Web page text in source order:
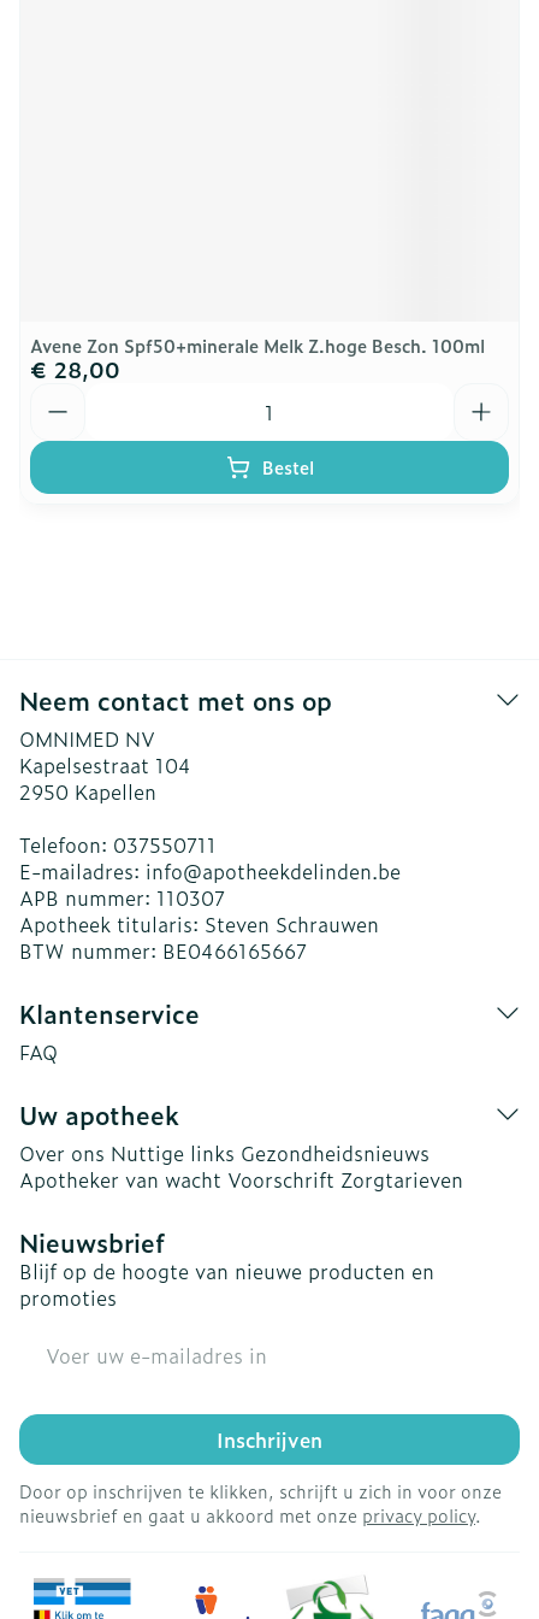
Avene Zon Spf50+minerale Melk Z.hoge Besch. 100ml
€ 28,00
Bestel
Neem contact met ons op
OMNIMED NV
Kapelsestraat 104
2950 Kapellen
Telefoon: 037550711
E-mailadres: info@apotheekdelinden.be
APB nummer: 110307
Apotheek titularis: Steven Schrauwen
BTW nummer: BE0466165667
Klantenservice
FAQ
Uw apotheek
Over ons Nuttige links Gezondheidsnieuws
Apotheker van wacht Voorschrift Zorgtarieven
Nieuwsbrief
Blijf op de hoogte van nieuwe producten en
promoties
Inschrijven
Door op inschrijven te klikken, schrijft u zich in voor onze
nieuwsbrief en gaat u akkoord met onze privacy policy.